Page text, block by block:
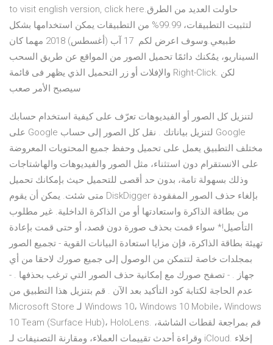
to visit english version, click here.حاولت العديد من الطرق
لتثبيت التطبيقات، 99.99% من التطبيقات يمكن استخدامها بشكل
طبيعي.وسوف اعرض لكم 17 آب (أغسطس) 2018 مهما كان
السيناريو، يمُكنك دائمًا تحميل الصور من المواقع عن طريق السحب
والإفلات أو زر التحميل الذي يظهر فى قائمة Right-Click. لكن
لتنزيل كل الصور أو الفيديوهات تعرّف على كيفية استخدام حسابك
على Google لتنزيل بياناتك . نقل كل الصور إلى حساب Google
مختلف التطبيق يعمل على تحميل وحفظ جميع المحتويات المعروضة
على الانستقرام دون استثناء، مثل الصور والفيديوهات والهاشتاجات
وذلك بسهولة تامة، بدون حد أقصى للتحميل حيث بإمكانك تحميل
متى شئت. يمكن أن يقوم DiskDigger بإلغاء حذف الصور المفقودة
من بطاقة الذاكرة واستعادتها أو من الذاكرة الداخلية. غير مطلوب
التأصيل!* سواء قمت بحذف صورة دون قصد، أو حتى قمت بإعادة
تهيئة بطاقة الذاكرة، فإن مزايا استعادة البيانات القوية - تجميع الصور
بمجلدات خاصة لتتمكن من الوصول إلى جميع صورك لاحقا من أي
جهاز . - تصفح صورك مع إمكانية حذف الصور التي ترغب بحذفها . -
عدم الحاجة لكتابة كود التأكيد بعد الآن . قم بتنزيل هذا التطبيق من
Microsoft Store لـ Windows 10، Windows 10 Mobile، Windows
10 Team (Surface Hub)، HoloLens. قم بمراجعة لقطات الشاشة،
وقراءة أحدث تقييمات العملاء، ومقارنة التصنيفات لـ iCloud. إخلاء